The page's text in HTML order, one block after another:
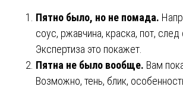
Пятно было, но не помада.
соус, ржавчина, краска, пот, след
Экспертиза это покажет.
Пятна не было вообще. Вам
Возможно, тень, блик,